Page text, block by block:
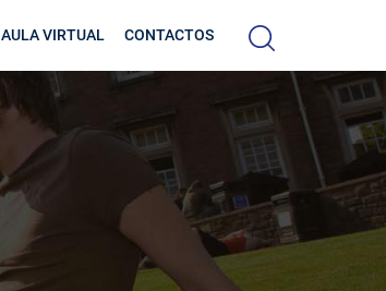
AULA VIRTUAL CONTACTOS